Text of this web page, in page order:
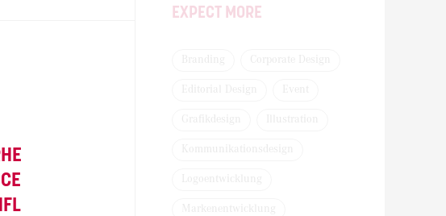
EXPECT MORE
Branding Corporate Design
Editorial Design
Grafikdesign
Kommunikationsdesign
Logoentwicklung
Markenentwicklung